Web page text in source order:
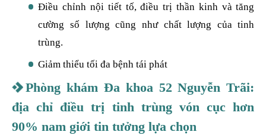
Điều chỉnh nội tiết tố, điều trị thần kinh và tăng
cường số lượng cũng như chất lượng của tinh
trùng.
Giảm thiểu tối đa bệnh tái phát
Phòng khám Đa khoa 52 Nguyễn Trãi:
địa chỉ điều trị tinh trùng vón cục hơn
90% nam giới tin tưởng lựa chọn